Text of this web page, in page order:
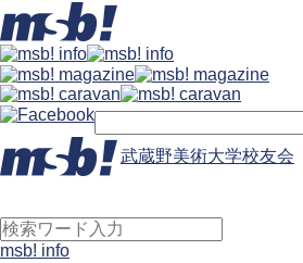
武蔵野美術大学校友会
msb! info